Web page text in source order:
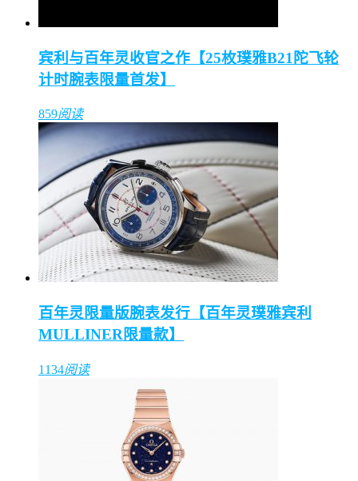
宾利与百年灵收官之作【25枚璞雅B21陀飞轮
计时腕表限量首发】
859阅读
百年灵限量版腕表发行【百年灵璞雅宾利
MULLINER限量款】
1134阅读